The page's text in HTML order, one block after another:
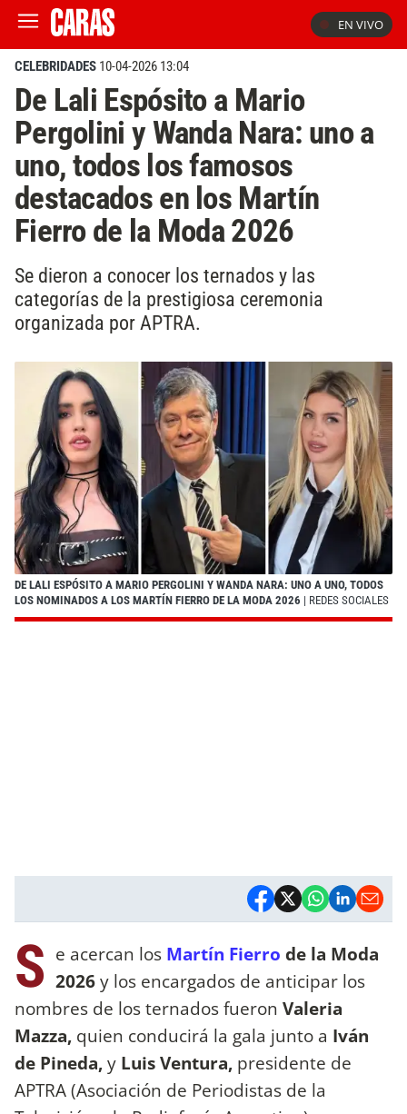
EN VIVO
CELEBRIDADES 10-04-2026 13:04
De Lali Espósito a Mario
Pergolini y Wanda Nara: uno a
uno, todos los famosos
destacados en los Martín
Fierro de la Moda 2026
Se dieron a conocer los ternados y las
categorías de la prestigiosa ceremonia
organizada por APTRA.
DE LALI ESPÓSITO A MARIO PERGOLINI Y WANDA NARA: UNO A UNO, TODOS
LOS NOMINADOS A LOS MARTÍN FIERRO DE LA MODA 2026 | REDES SOCIALES
S e acercan los Martín Fierro de la Moda
2026y los encargados de anticipar los
nombres de los ternados fueron Valeria
Mazza, quien conducirá la gala junto a Iván
de Pineda,y Luis Ventura, presidente de
APTRA (Asociación de Periodistas de la